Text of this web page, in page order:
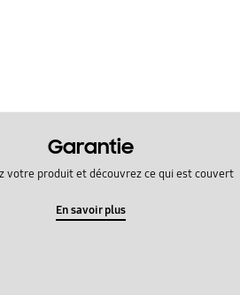
Garantie
votre produit et découvrez ce qui est couvert
En savoir plus